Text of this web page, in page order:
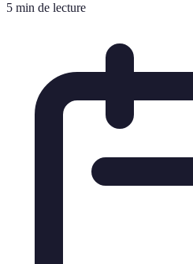
5 min de lecture